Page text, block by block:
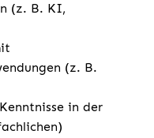
(z. B. KI,
(z. B.
in der